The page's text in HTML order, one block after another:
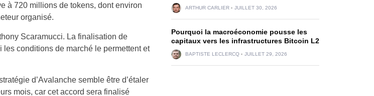
à 720 millions de tokens, dont environ
organisé.
Scaramucci. La finalisation de
les conditions de marché le permettent et
d’Avalanche semble être d’étaler
mois, car cet accord sera finalisé
ARTHUR CARLIER JUILLET 30, 2026
Pourquoi la macroéconomie pousse les
capitaux vers les infrastructures Bitcoin L2
BAPTISTE LECLERCQ JUILLET 29, 2026